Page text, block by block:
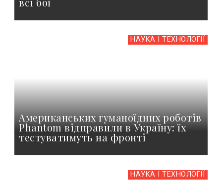
НАУКА І ТЕХНОЛОГІЇ
Американських гуманоїдних роботів
Phantom відправили в Україну: їх
тестуватимуть на фронті
НАУКА І ТЕХНОЛОГІЇ